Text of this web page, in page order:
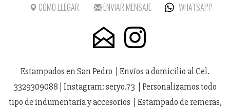
CÓMO LLEGAR ENVIAR MENSAJE WHATSAPP
Estampados en San Pedro | Envíos a domicilio al Cel.
3329309088 | Instagram: seryo.73 | Personalizamos todo
tipo de indumentaria y accesorios | Estampado de remeras,